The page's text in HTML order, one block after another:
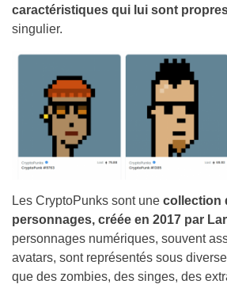
caractéristiques qui lui sont
singulier.
Les CryptoPunks sont une collection
personnages, créée en 2017 par
personnages numériques, souvent
avatars, sont représentés sous
que des zombies, des singes, des